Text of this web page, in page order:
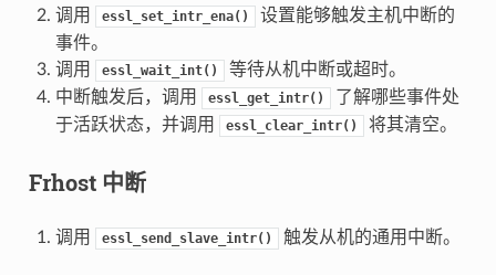
调用
essl_set_intr_ena()
设置能够触发主机中断的
事件。
调用
essl_wait_int()
等待从机中断或超时。
中断触发后，调用
essl_get_intr()
了解哪些事件处
于活跃状态，并调用
essl_clear_intr() 将其清空。
Frhost 中断
调用 essl_send_slave_intr() 触发从机的通用中断。